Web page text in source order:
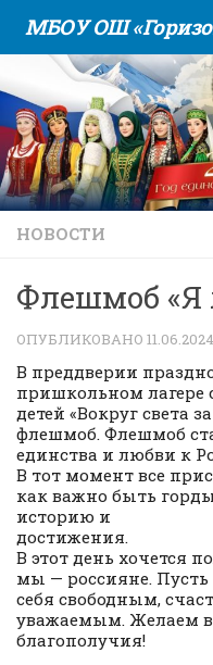
Skip to content
НОВОСТИ
Флешмоб
ОПУБЛИКОВАНО 11.06.2024
В преддверии
пришкольном
детей «Вокруг света
флешмоб. Флешмоб
единства и любви к
В тот момент все
как важно быть
историю и
В этот день хочется
мы — россияне.
себя свободным,
уважаемым. Желаем
благополучия!